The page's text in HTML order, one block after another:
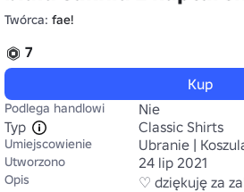
Twórca: fae!
7
Kup
Podlega handlowi
Nie
Typ
Classic Shirts
Umiejscowienie Ubranie |
Utworzono 24 lip 2021
Opis
♡ dziękuję za